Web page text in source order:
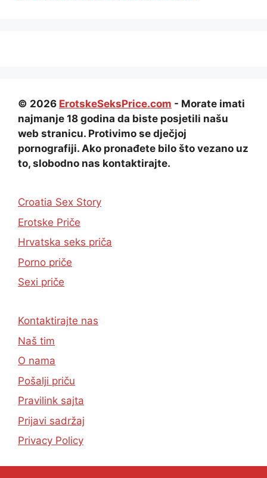
© 2026 ErotskeSeksPrice.com - Morate imati
najmanje 18 godina da biste posjetili našu
web stranicu. Protivimo se dječjoj
pornografiji. Ako pronađete bilo što vezano uz
to, slobodno nas kontaktirajte.
Croatia Sex Story
Erotske Priče
Hrvatska seks priča
Porno priče
Sexi priče
Kontaktirajte nas
Naš tim
O nama
Pošalji priču
Pravilink sajta
Prijavi sadržaj
Privacy Policy